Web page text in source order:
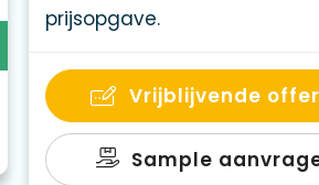
prijsopgave.
Vrijblijvende
Sample